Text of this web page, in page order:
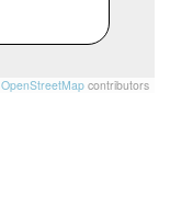
OpenStreetMap contributors